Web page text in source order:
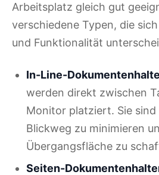
Arbeitsplatz gleich gut
verschiedene Typen, die
und Funktionalität
In-Line-
werden direkt zwischen
Monitor platziert. Sie sind
Blickweg zu minimieren
Übergangsfläche zu
Seiten-